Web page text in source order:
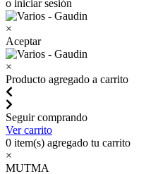
o iniciar sesión
×
Aceptar
×
Producto agregado a carrito
Seguir comprando
Ver carrito
0 item(s) agregado tu carrito
×
MUTMA